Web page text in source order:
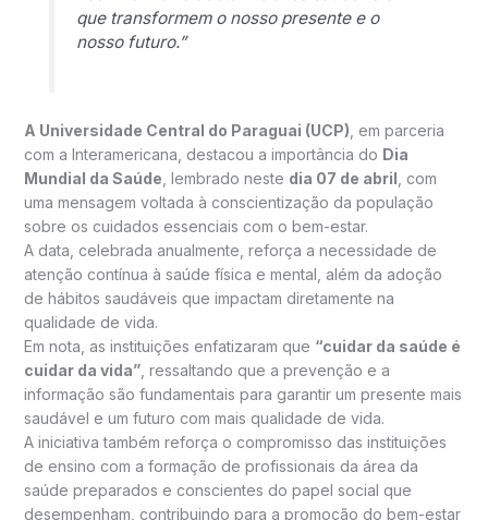
que transformem o nosso presente e o
nosso futuro.”
A Universidade Central do Paraguai (UCP) , em parceria
com a Interamericana, destacou a importância do Dia
Mundial da Saúde , lembrado neste dia 07 de abril , com
uma mensagem voltada à conscientização da população
sobre os cuidados essenciais com o bem-estar.
A data, celebrada anualmente, reforça a necessidade de
atenção contínua à saúde física e mental, além da adoção
de hábitos saudáveis que impactam diretamente na
qualidade de vida.
Em nota, as instituições enfatizaram que “cuidar da saúde é
cuidar da vida”, ressaltando que a prevenção e a
informação são fundamentais para garantir um presente mais
saudável e um futuro com mais qualidade de vida.
A iniciativa também reforça o compromisso das instituições
de ensino com a formação de profissionais da área da
saúde preparados e conscientes do papel social que
desempenham, contribuindo para a promoção do bem-estar